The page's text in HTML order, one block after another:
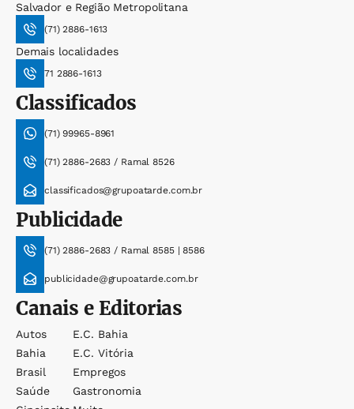
Salvador e Região Metropolitana
(71) 2886-1613
Demais localidades
71 2886-1613
Classificados
(71) 99965-8961
(71) 2886-2683 / Ramal 8526
classificados@grupoatarde.com.br
Publicidade
(71) 2886-2683 / Ramal 8585 | 8586
publicidade@grupoatarde.com.br
Canais e Editorias
Autos
Bahia
Brasil
Saúde
E.c. Bahia
E.c. Vitória
Empregos
Gastronomia